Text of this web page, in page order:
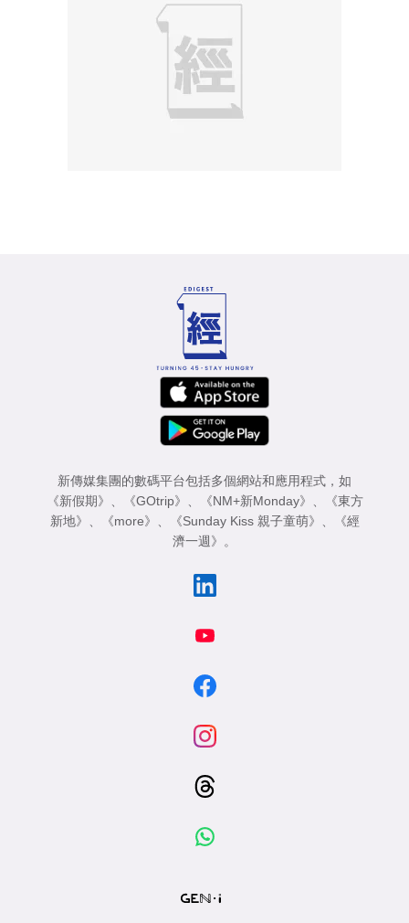
新傳媒集團的數碼平台包括多個網站和應用程式，如
《新假期》
《GOtrip》 《NM+新Monday》
《東方
新地》
《more》 《Sunday Kiss 親子童萌》
《經
濟一週》
。